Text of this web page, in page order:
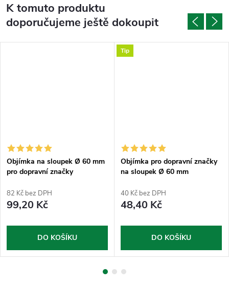
K tomuto produktu
doporučujeme ještě dokoupit
Objímka na sloupek Ø 60 mm
pro dopravní značky
82 Kč bez DPH
99,20 Kč
DO KOŠÍKU
Tip
Objímka pro dopravní značky
na sloupek Ø 60 mm
40 Kč bez DPH
48,40 Kč
DO KOŠÍKU